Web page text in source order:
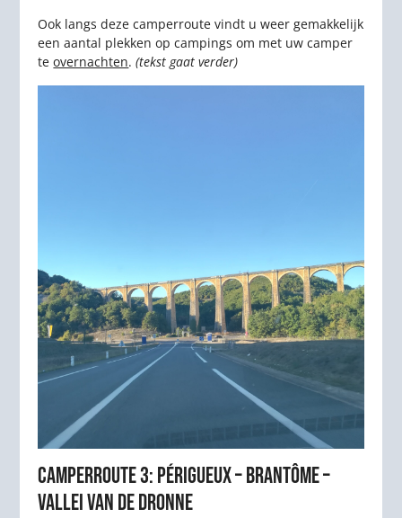
Ook langs deze camperroute vindt u weer gemakkelijk
een aantal plekken op campings om met uw camper
teovernachten.(tekst gaat verder)
CAMPERROUTE 3: PÉRIGUEUX – BRANTÔME –
VALLEI VAN DE DRONNE